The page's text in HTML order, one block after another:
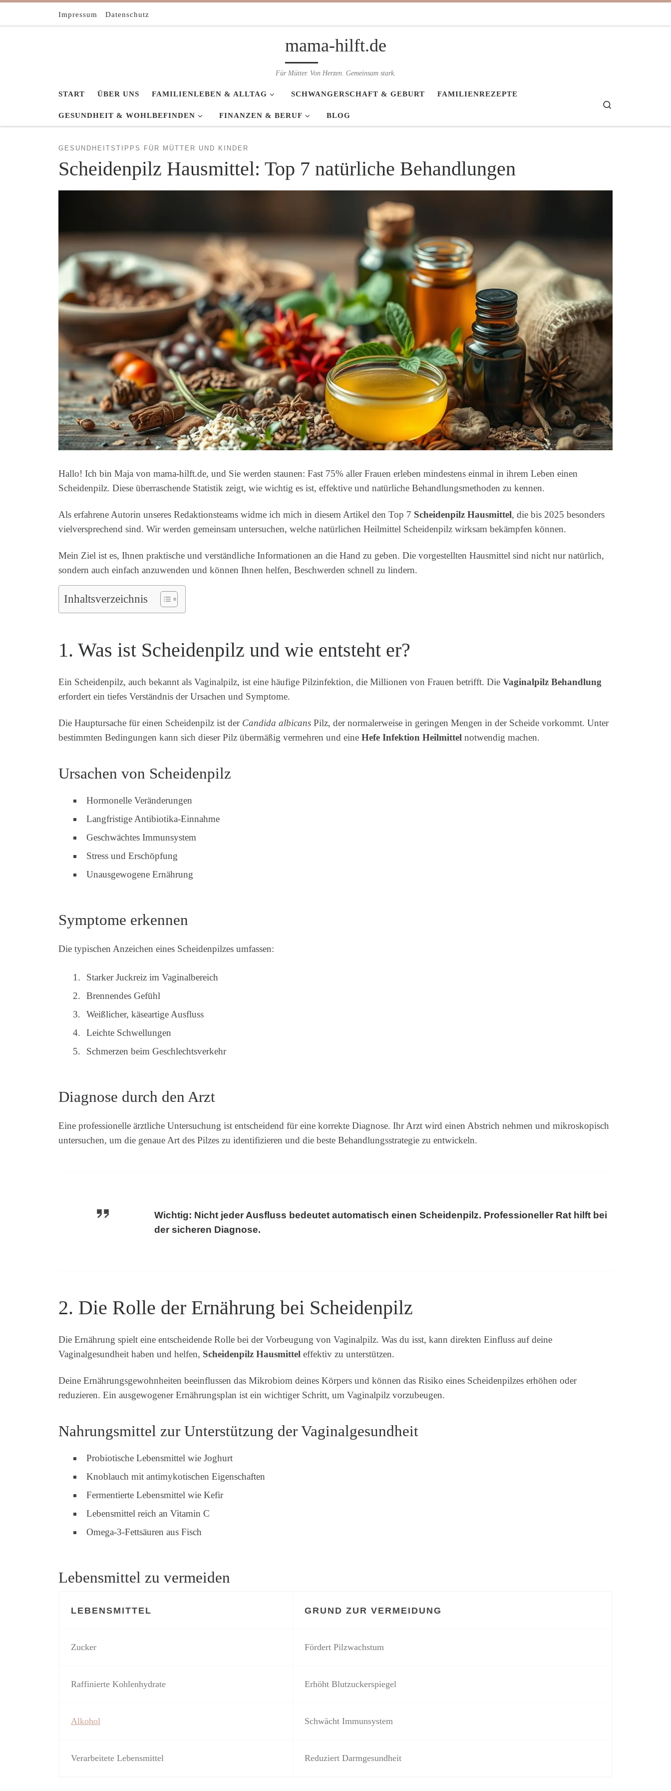
Zum Inhalt springen
Impressum Datenschutz
mama-hilft.de
Für Mütter. Von Herzen. Gemeinsam stark.
START ÜBER UNS FAMILIENLEBEN & ALLTAG SCHWANGERSCHAFT & GEBURT FAMILIENREZEPTE
GESUNDHEIT & WOHLBEFINDEN FINANZEN & BERUF BLOG
GESUNDHEITSTIPPS FÜR MÜTTER UND KINDER
Scheidenpilz Hausmittel: Top 7 natürliche Behandlungen
Hallo! Ich bin Maja von mama-hilft.de, und Sie werden staunen: Fast 75% aller Frauen erleben mindestens einmal in ihrem Leben einen
Scheidenpilz. Diese überraschende Statistik zeigt, wie wichtig es ist, effektive und natürliche Behandlungsmethoden zu kennen.
Als erfahrene Autorin unseres Redaktionsteams widme ich mich in diesem Artikel den Top 7 Scheidenpilz Hausmittel, die bis 2025 besonders
vielversprechend sind. Wir werden gemeinsam untersuchen, welche natürlichen Heilmittel Scheidenpilz wirksam bekämpfen können.
Mein Ziel ist es, Ihnen praktische und verständliche Informationen an die Hand zu geben. Die vorgestellten Hausmittel sind nicht nur natürlich,
sondern auch einfach anzuwenden und können Ihnen helfen, Beschwerden schnell zu lindern.
Inhaltsverzeichnis
1. Was ist Scheidenpilz und wie entsteht er?
Ein Scheidenpilz, auch bekannt als Vaginalpilz, ist eine häufige Pilzinfektion, die Millionen von Frauen betrifft. Die Vaginalpilz Behandlung
erfordert ein tiefes Verständnis der Ursachen und Symptome.
Die Hauptursache für einen Scheidenpilz ist der Candida albicans Pilz, der normalerweise in geringen Mengen in der Scheide vorkommt. Unter
bestimmten Bedingungen kann sich dieser Pilz übermäßig vermehren und eine Hefe Infektion Heilmittel notwendig machen.
Ursachen von Scheidenpilz
Hormonelle Veränderungen
Langfristige Antibiotika-Einnahme
Geschwächtes Immunsystem
Stress und Erschöpfung
Unausgewogene Ernährung
Symptome erkennen
Die typischen Anzeichen eines Scheidenpilzes umfassen:
Starker Juckreiz im Vaginalbereich
Brennendes Gefühl
Weißlicher, käseartige Ausfluss
Leichte Schwellungen
Schmerzen beim Geschlechtsverkehr
Diagnose durch den Arzt
Eine professionelle ärztliche Untersuchung ist entscheidend für eine korrekte Diagnose. Ihr Arzt wird einen Abstrich nehmen und mikroskopisch
untersuchen, um die genaue Art des Pilzes zu identifizieren und die beste Behandlungsstrategie zu entwickeln.
Wichtig: Nicht jeder Ausfluss bedeutet automatisch einen Scheidenpilz. Professioneller Rat hilft bei
der sicheren Diagnose.
2. Die Rolle der Ernährung bei Scheidenpilz
Die Ernährung spielt eine entscheidende Rolle bei der Vorbeugung von Vaginalpilz. Was du isst, kann direkten Einfluss auf deine
Vaginalgesundheit haben und helfen, Scheidenpilz Hausmittel effektiv zu unterstützen.
Deine Ernährungsgewohnheiten beeinflussen das Mikrobiom deines Körpers und können das Risiko eines Scheidenpilzes erhöhen oder
reduzieren. Ein ausgewogener Ernährungsplan ist ein wichtiger Schritt, um Vaginalpilz vorzubeugen.
Nahrungsmittel zur Unterstützung der Vaginalgesundheit
Probiotische Lebensmittel wie Joghurt
Knoblauch mit antimykotischen Eigenschaften
Fermentierte Lebensmittel wie Kefir
Lebensmittel reich an Vitamin C
Omega-3-Fettsäuren aus Fisch
Lebensmittel zu vermeiden
LEBENSMITTEL GRUND ZUR VERMEIDUNG
Zucker Fördert Pilzwachstum
Raffinierte Kohlenhydrate Erhöht Blutzuckerspiegel
Alkohol Schwächt Immunsystem
Verarbeitete Lebensmittel Reduziert Darmgesundheit